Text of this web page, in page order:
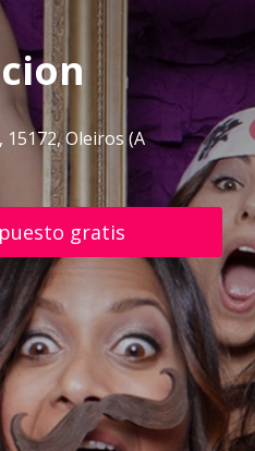
15172, Oleiros (A
gratis